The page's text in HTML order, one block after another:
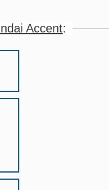
Accent: